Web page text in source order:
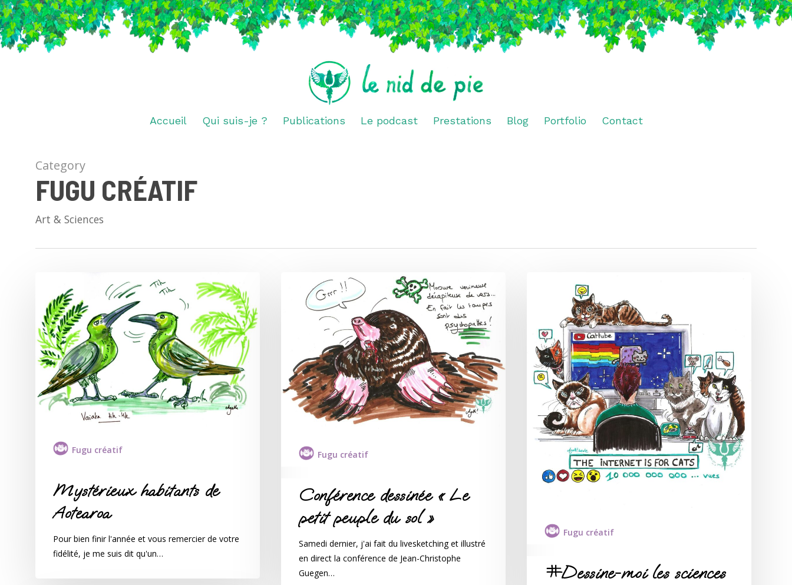
Skip
to
main
content
Accueil Qui suis-je ? Publications Le podcast Prestations Blog Portfolio Contact
Category
FUGU CRÉATIF
Art & Sciences
Fugu créatif
Mystérieux habitants de
Aotearoa
Pour bien finir l'année et vous remercier de votre
fidélité, je me suis dit qu'un…
Fugu créatif
Conférence dessinée « Le
petit peuple du sol »
Samedi dernier, j'ai fait du livesketching et illustré
en direct la conférence de Jean-Christophe
Guegen…
Fugu créatif
#Dessine-moi les sciences